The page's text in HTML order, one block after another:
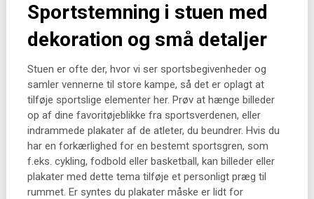
Sportstemning i stuen med
dekoration og små detaljer
Stuen er ofte der, hvor vi ser sportsbegivenheder og
samler vennerne til store kampe, så det er oplagt at
tilføje sportslige elementer her. Prøv at hænge billeder
op af dine favoritøjeblikke fra sportsverdenen, eller
indrammede plakater af de atleter, du beundrer. Hvis du
har en forkærlighed for en bestemt sportsgren, som
f.eks. cykling, fodbold eller basketball, kan billeder eller
plakater med dette tema tilføje et personligt præg til
rummet. Er syntes du plakater måske er lidt for